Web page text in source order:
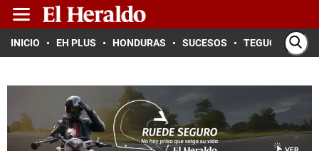
INICIO EH PLUS HONDURAS SUCESOS TEGUCIGALPA